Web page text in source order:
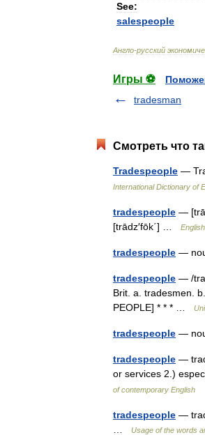
See:
salespeople
Англо-русский
Игры ⚽
tradesman
Смотреть что
Tradespeople —
International Dictionary of
tradespeople —
[trādz′fōk΄] …
tradespeople —
tradespeople — /
Brit. a. tradesmen.
PEOPLE] * * * …
tradespeople —
tradespeople —
or services 2.)
of contemporary English
tradespeople —
Usage of the words